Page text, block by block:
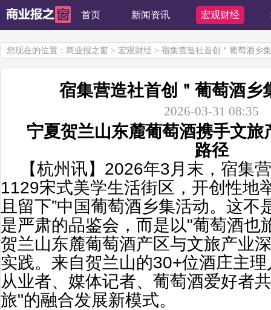
首页 新闻资讯 宏观财经
您现在的位置： 商业报之窗 > 宏观财经 > 宿集营造社首创＂葡萄酒乡
宿集营造社首创＂葡萄酒乡
2026-03-31 08:35
宁夏贺兰山东麓葡萄酒携手文旅
路径
【杭州讯】2026年3月末，宿集
1129宋式美学生活街区，开创性地
且留下”中国葡萄酒乡集活动。这不
是严肃的品鉴会，而是以"葡萄酒也
贺兰山东麓葡萄酒产区与文旅产业
实践。来自贺兰山的30+位酒庄主
从业者、媒体记者、葡萄酒爱好者
旅"的融合发展新模式。